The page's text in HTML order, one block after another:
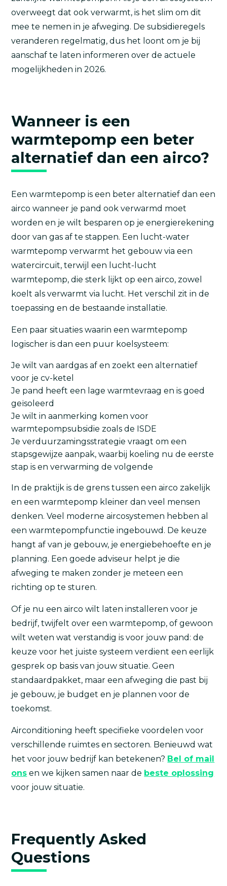
overweegt dat ook verwarmt, is het slim om dit
mee te nemen in je afweging. De subsidieregels
veranderen regelmatig, dus het loont om je bij
aanschaf te laten informeren over de actuele
mogelijkheden in 2026.
Wanneer is een
warmtepomp een beter
alternatief dan een airco?
Een warmtepomp is een beter alternatief dan een
airco wanneer je pand ook verwarmd moet
worden en je wilt besparen op je energierekening
door van gas af te stappen. Een lucht-water
warmtepomp verwarmt het gebouw via een
watercircuit, terwijl een lucht-lucht
warmtepomp, die sterk lijkt op een airco, zowel
koelt als verwarmt via lucht. Het verschil zit in de
toepassing en de bestaande installatie.
Een paar situaties waarin een warmtepomp
logischer is dan een puur koelsysteem:
Je wilt van aardgas af en zoekt een alternatief
voor je cv-ketel
Je pand heeft een lage warmtevraag en is goed
geïsoleerd
Je wilt in aanmerking komen voor
warmtepompsubsidie zoals de ISDE
Je verduurzamingsstrategie vraagt om een
stapsgewijze aanpak, waarbij koeling nu de eerste
stap is en verwarming de volgende
In de praktijk is de grens tussen een airco zakelijk
en een warmtepomp kleiner dan veel mensen
denken. Veel moderne aircosystemen hebben al
een warmtepompfunctie ingebouwd. De keuze
hangt af van je gebouw, je energiebehoefte en je
planning. Een goede adviseur helpt je die
afweging te maken zonder je meteen een
richting op te sturen.
Of je nu een airco wilt laten installeren voor je
bedrijf, twijfelt over een warmtepomp, of gewoon
wilt weten wat verstandig is voor jouw pand: de
keuze voor het juiste systeem verdient een eerlijk
gesprek op basis van jouw situatie. Geen
standaardpakket, maar een afweging die past bij
je gebouw, je budget en je plannen voor de
toekomst.
Airconditioning heeft specifieke voordelen voor
verschillende ruimtes en sectoren. Benieuwd wat
het voor jouw bedrijf kan betekenen? Bel of mail
ons en we kijken samen naar de beste oplossing
voor jouw situatie.
Frequently Asked
Questions